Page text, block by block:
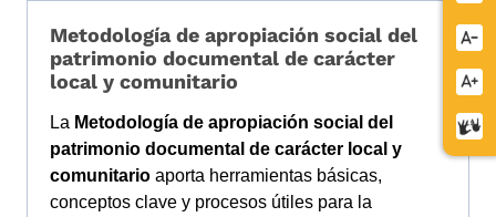
de
Metodología de apropiación social del
patrimonio documental de carácter
local y comunitario
La Metodología de apropiación social del
patrimonio documental de carácter local y
comunitario aporta herramientas básicas,
conceptos clave y procesos útiles para la